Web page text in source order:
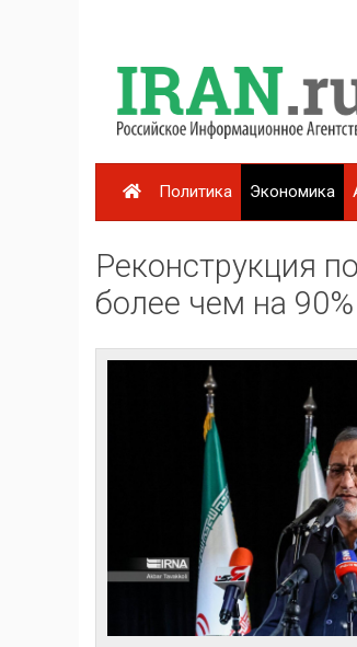
Политика Экономика
Реконструкция
более чем на 90%